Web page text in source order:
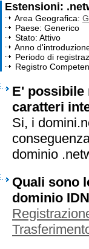
Estensioni:
Area Geografica:
Paese: Generico
Stato: Attivo
Anno
Periodo di
Registro
E' possibile
caratteri
Si, i
dominio
Quali sono
dominio